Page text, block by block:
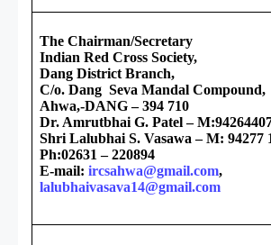
The Chairman/Secretary
Indian Red Cross Society,
Dang District Branch,
C/o. Dang Seva Mandal Compound,
Ahwa,-DANG – 394 710
Dr. Amrutbhai G. Patel –
Shri Lalubhai S. Vasawa – M: 94277
Ph:02631 – 220894
E-mail: ircsahwa@gmail.com,
lalubhaivasava14@gmail.com